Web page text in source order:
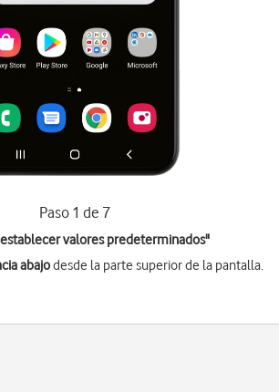
Paso 1 de 7
valores predeterminados"
abajodesde la parte superior de la pantalla.